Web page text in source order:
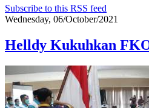
Subscribe to this RSS feed
Wednesday, 06/October/2021
Helldy Kukuhkan